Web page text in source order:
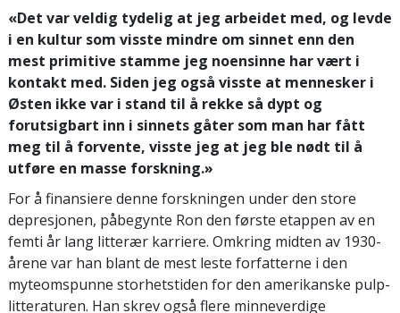
«Det var veldig tydelig at jeg arbeidet med, og levde
i en kultur som visste mindre om sinnet enn den
mest primitive stamme jeg noensinne har vært i
kontakt med. Siden jeg også visste at mennesker i
Østen ikke var i stand til å rekke så dypt og
forutsigbart inn i sinnets gåter som man har fått
meg til å forvente, visste jeg at jeg ble nødt til å
utføre en masse forskning.»
For å finansiere denne forskningen under den store
depresjonen, påbegynte Ron den første etappen av en
femti år lang litterær karriere. Omkring midten av 1930-
årene var han blant de mest leste forfatterne i den
myteomspunne storhetstiden for den amerikanske pulp-
litteraturen. Han skrev også flere minneverdige